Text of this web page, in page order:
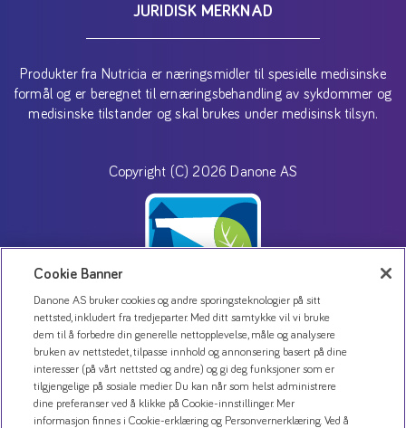
JURIDISK MERKNAD
Produkter fra Nutricia er næringsmidler til spesielle medisinske
formål og er beregnet til ernæringsbehandling av sykdommer og
medisinske tilstander og skal brukes under medisinsk tilsyn.
Copyright (C) 2026 Danone AS
Kontakt oss
Personvernerklæring
Bruk av informasjonskapsler
Cookie Banner
Danone AS bruker cookies og andre sporingsteknologier på sitt
nettsted, inkludert fra tredjeparter. Med ditt samtykke vil vi bruke
dem til å forbedre din generelle nettopplevelse, måle og analysere
bruken av nettstedet, tilpasse innhold og annonsering basert på dine
interesser (på vårt nettsted og andre) og gi deg funksjoner som er
tilgjengelige på sosiale medier. Du kan når som helst administrere
dine preferanser ved å klikke på Cookie-innstillinger. Mer
informasjon finnes i Cookie-erklæring og Personvernerklæring. Ved å